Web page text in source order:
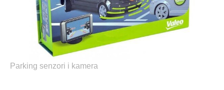
Parking senzori i kamera